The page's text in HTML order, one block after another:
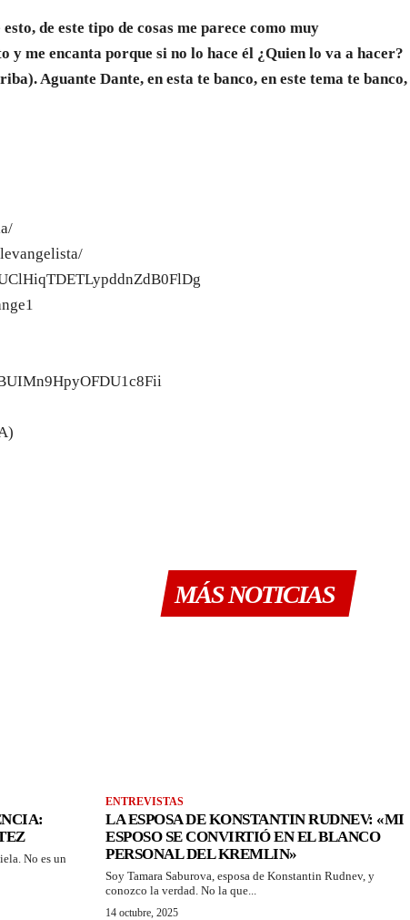
de este tipo de cosas me parece como muy
y me encanta porque si no lo hace él ¿Quien lo va a hacer?
Aguante Dante, en esta te banco, en este tema te banco,
MÁS NOTICIAS
No es un
ENTREVISTAS
LA ESPOSA DE KONSTANTIN RUDNEV: «MI
ESPOSO SE CONVIRTIÓ EN EL BLANCO
PERSONAL DEL KREMLIN»
Soy Tamara Saburova, esposa de Konstantin Rudnev, y
conozco la verdad. No la que...
14 octubre, 2025